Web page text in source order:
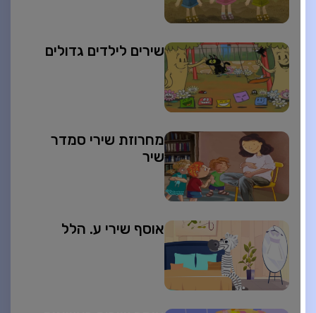
שירים לילדים גדולים
מחרוזת שירי סמדר
שיר
אוסף שירי ע. הלל